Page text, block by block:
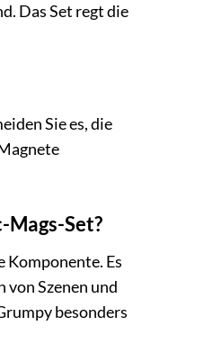
Das Set regt die
Sie es, die
Set?
Komponente. Es
von Szenen und
besonders